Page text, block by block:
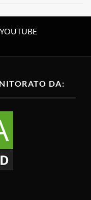
YOUTUBE
DA: